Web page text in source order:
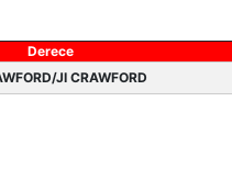
Derece
JI CRAWFORD